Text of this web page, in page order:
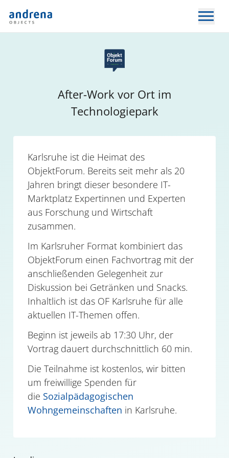
After-Work vor Ort im
Technologiepark
Karlsruhe ist die Heimat des
ObjektForum. Bereits seit mehr als 20
Jahren bringt dieser besondere IT-
Marktplatz Expertinnen und Experten
aus Forschung und Wirtschaft
zusammen.
Im Karlsruher Format kombiniert das
ObjektForum einen Fachvortrag mit der
anschließenden Gelegenheit zur
Diskussion bei Getränken und Snacks.
Inhaltlich ist das OF Karlsruhe für alle
aktuellen IT-Themen offen.
Beginn ist jeweils ab 17:30 Uhr, der
Vortrag dauert durchschnittlich 60 min.
Die Teilnahme ist kostenlos, wir bitten
um freiwillige Spenden für
die Sozialpädagogischen
Wohngemeinschaften in Karlsruhe.